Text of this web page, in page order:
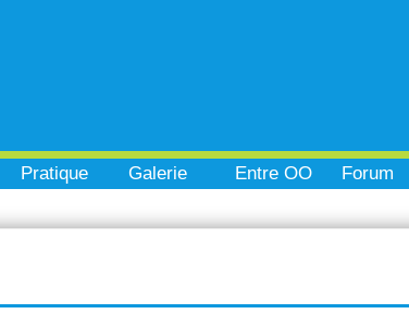
Pratique Galerie Entre OO Forum